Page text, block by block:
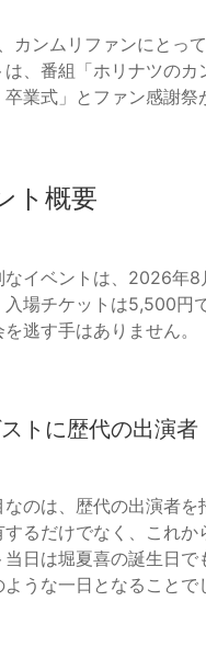
カンムリファンにとっ
は、番組「ホリナツの
卒業式」とファン感謝
ト概要
なイベントは、2026年8
入場チケットは5,500円
逃す手はありません。
トに歴代の出演者
なのは、歴代の出演者
するだけでなく、これか
当日は堀夏喜の誕生日
うな一日となることで